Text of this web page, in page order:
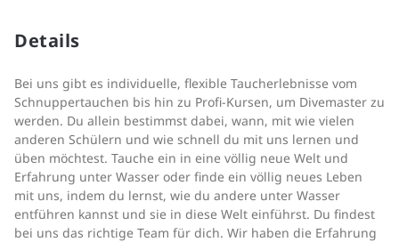
Details
Bei uns gibt es individuelle, flexible Taucherlebnisse vom
Schnuppertauchen bis hin zu Profi-Kursen, um Divemaster zu
werden. Du allein bestimmst dabei, wann, mit wie vielen
anderen Schülern und wie schnell du mit uns lernen und
üben möchtest. Tauche ein in eine völlig neue Welt und
Erfahrung unter Wasser oder finde ein völlig neues Leben
mit uns, indem du lernst, wie du andere unter Wasser
entführen kannst und sie in diese Welt einführst. Du findest
bei uns das richtige Team für dich. Wir haben die Erfahrung